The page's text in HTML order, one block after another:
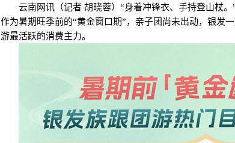
云南网讯（记者 胡晓蓉）“身着冲锋衣、手持登山杖。
作为暑期旺季前的“黄金窗口期”，亲子团尚未出动，银发
游最活跃的消费主力。